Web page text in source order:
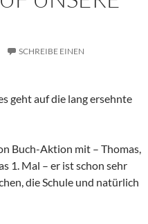
SCHREIBE EINEN
geht auf die lang ersehnte
Buch-Aktion mit – Thomas,
1. Mal – er ist schon sehr
die Schule und natürlich